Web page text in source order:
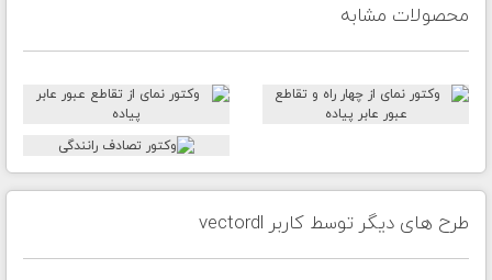
محصولات مشابه
طرح های دیگر توسط کاربر vectordl